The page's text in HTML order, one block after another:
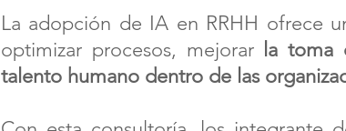
La adopción de IA en RRHH ofrece
optimizar procesos, mejorarla toma
talento humano dentro de las